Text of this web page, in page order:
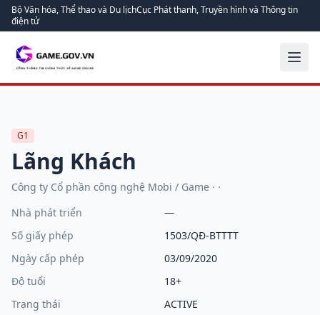
Bộ Văn hóa, Thể thao và Du lịchCục Phát thanh, Truyền hình và Thông tin
điện tử
G1
Lãng Khách
Công ty Cổ phần công nghệ Mobi / Game · ·
Nhà phát triển
—
Số giấy phép
1503/QĐ-BTTTT
Ngày cấp phép
03/09/2020
Độ tuổi
18+
Trạng thái
ACTIVE